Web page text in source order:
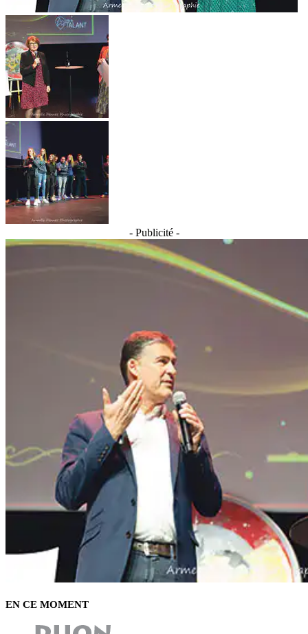
- Publicité -
EN CE MOMENT